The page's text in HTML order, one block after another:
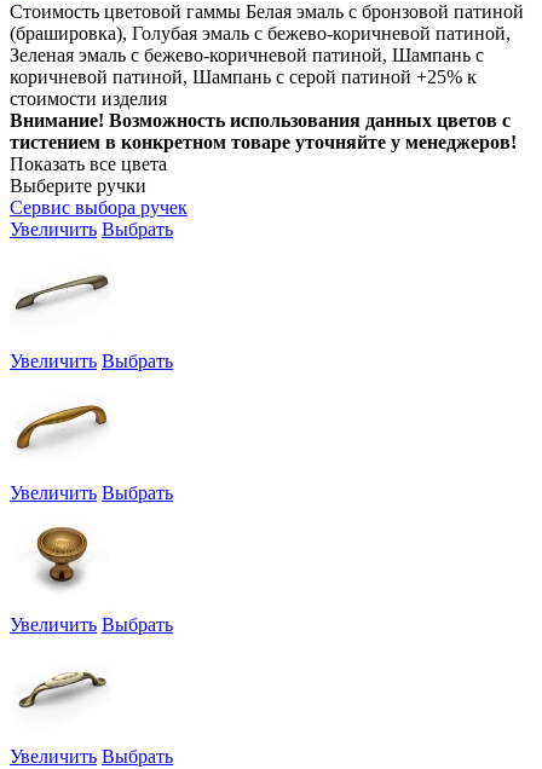
Стоимость цветовой гаммы Белая эмаль с бронзовой патиной
(брашировка), Голубая эмаль с бежево-коричневой патиной,
Зеленая эмаль с бежево-коричневой патиной, Шампань с
коричневой патиной, Шампань с серой патиной +25% к
стоимости изделия
Внимание! Возможность использования данных цветов с
тистением в конкретном товаре уточняйте у менеджеров!
Показать все цвета
Выберите ручки
Сервис выбора ручек
Увеличить Выбрать
Увеличить Выбрать
Увеличить Выбрать
Увеличить Выбрать
Увеличить Выбрать